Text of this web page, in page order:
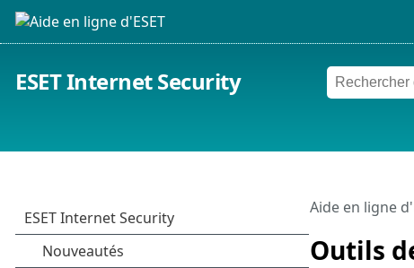
ESET Internet Security
Outils
Aide en ligne